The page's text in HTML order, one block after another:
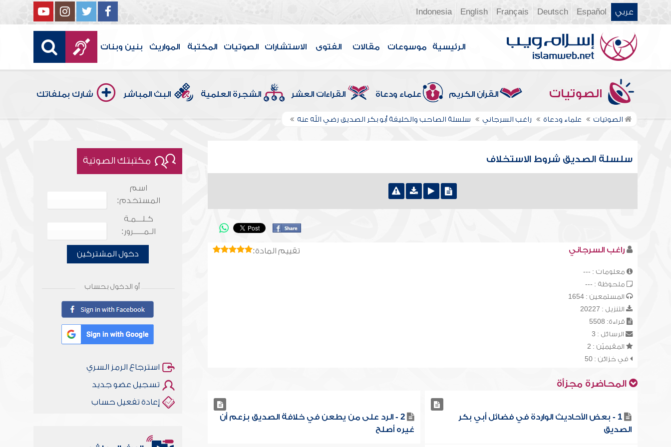
عربي Español
Deutsch
Français
English
Indonesia
الرئيسية موسوعات مقالات الفتوى الاستشارات الصوتيات المكتبة المواريث بنين وبنات
الصوتيات القرآن الكريم علماء ودعاة القراءات العشر الشجرة العلمية البث المباشر شارك بملفاتك
الصوتيات علماء ودعاة راغب السرجاني سلسلة الصاحب والخليفة أبو بكر الصديق رضي الله عنه
سلسلة الصديق شروط الاستخلاف
تقييم المادة: راغب السرجاني
معلومات : ---
ملحوظة : ---
المستمعين : 1654
التنزيل : 20227
قراءة: 5508
الرسائل : 3
المقيميّن : 2
في خزائن : 50
المحاضرة مجزأة
1 - بعض الأحاديث الواردة في فضائل أبي بكر
الصديق
2 - الرد على من يطعن في خلافة الصديق بزعم أن
غيره أصلح
مكتبتك الصوتية
اسم
المستخدم:
كـلـــمـة
الـمـــــرور:
دخول المشتركين
أو الدخول بحساب
استرجاع الرمز السري
تسجيل عضو جديد
إعادة تفعيل حساب